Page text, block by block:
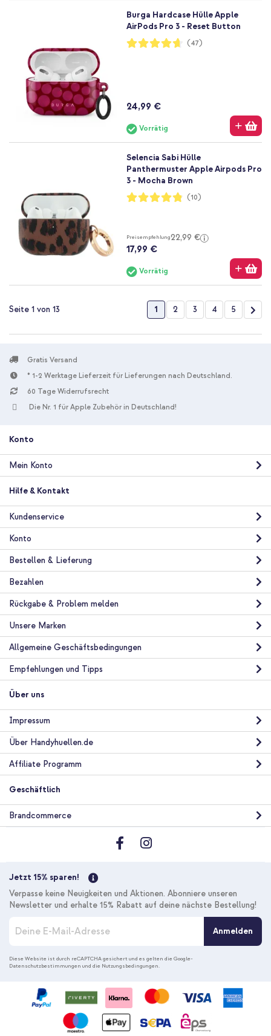
Burga Hardcase Hülle Apple
AirPods Pro 3 - Reset Button
Bewertung:
93%
(47)
24,99 €
Vorrätig
Selencia Sabi Hülle
Panthermuster Apple Airpods Pro
3 - Mocha Brown
Bewertung:
96%
(10)
Preisempfehlung22,99 €
17,99 €
Vorrätig
Seite 1 von 13 SeiteSie lesen gerade die Seite
1 Seite
2 Seite
3 Seite
4 Seite
5
Gratis Versand
* 1-2 Werktage Lieferzeit für Lieferungen nach Deutschland.
60 Tage Widerrufsrecht
Die Nr. 1 für Apple Zubehör in Deutschland!
Konto
Mein Konto
Hilfe & Kontakt
Kundenservice
Konto
Bestellen & Lieferung
Bezahlen
Rückgabe & Problem melden
Unsere Marken
Allgemeine Geschäftsbedingungen
Empfehlungen und Tipps
Über uns
Impressum
Über Handyhuellen.de
Affiliate Programm
Geschäftlich
Brandcommerce
Jetzt 15% sparen!
Verpasse keine Neuigkeiten und Aktionen. Abonniere unseren
Newsletter und erhalte 15% Rabatt auf deine nächste Bestellung!
d
e
Anmelden
Diese Website ist durch reCAPTCHA gesichert und es gelten dieGoogle-
Datenschutzbestimmungen und die Nutzungsbedingungen.